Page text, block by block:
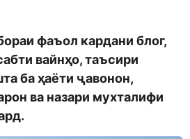
фаъол кардани блог,
вайнҳо, таъсири
ба ҳаёти ҷавонон,
ва назари мухталифи